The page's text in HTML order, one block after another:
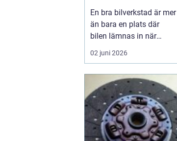
En bra bilverkstad är mer
än bara en plats där
bilen lämnas in när
något går sönder. För
många bilägare i Skåne
verkstad om trygghet,
vardagslogistik och i
längden också om
ekonomi. En bil som
servas regelbundet håller
02 juni 2026